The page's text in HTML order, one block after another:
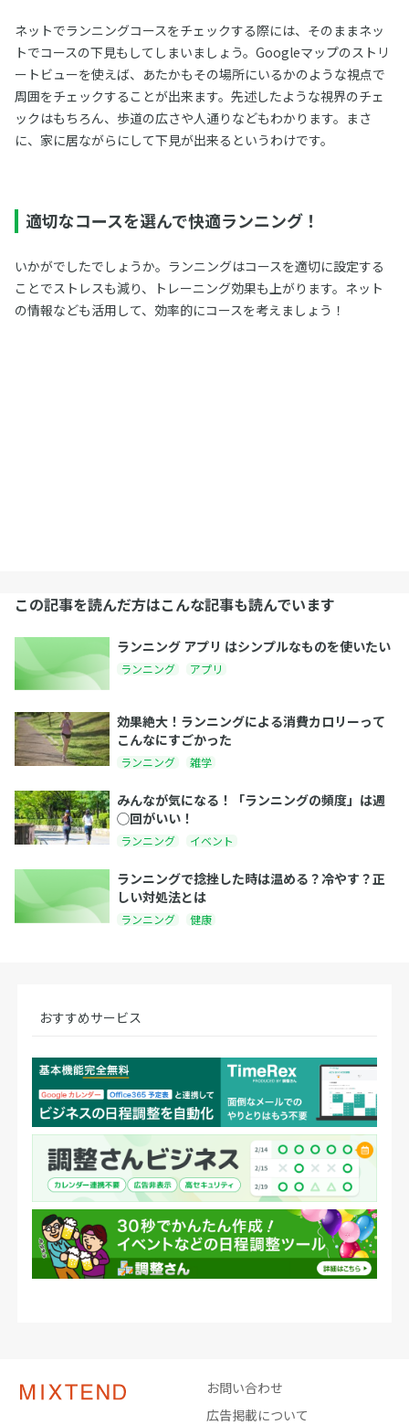
ネットでランニングコースをチェックする際には、そのままネッ
トでコースの下見もしてしまいましょう。Googleマップのストリ
ートビューを使えば、あたかもその場所にいるかのような視点で
周囲をチェックすることが出来ます。先述したような視界のチェ
ックはもちろん、歩道の広さや人通りなどもわかります。まさ
に、家に居ながらにして下見が出来るというわけです。
適切なコースを選んで快適ランニング！
いかがでしたでしょうか。ランニングはコースを適切に設定する
ことでストレスも減り、トレーニング効果も上がります。ネット
の情報なども活用して、効率的にコースを考えましょう！
この記事を読んだ方はこんな記事も読んでいます
ランニング アプリ はシンプルなものを使いたい
ランニング アプリ
効果絶大！ランニングによる消費カロリーって
こんなにすごかった
ランニング 雑学
みんなが気になる！「ランニングの頻度」は週
◯回がいい！
ランニング イベント
ランニングで捻挫した時は温める？冷やす？正
しい対処法とは
ランニング 健康
おすすめサービス
お問い合わせ
広告掲載について